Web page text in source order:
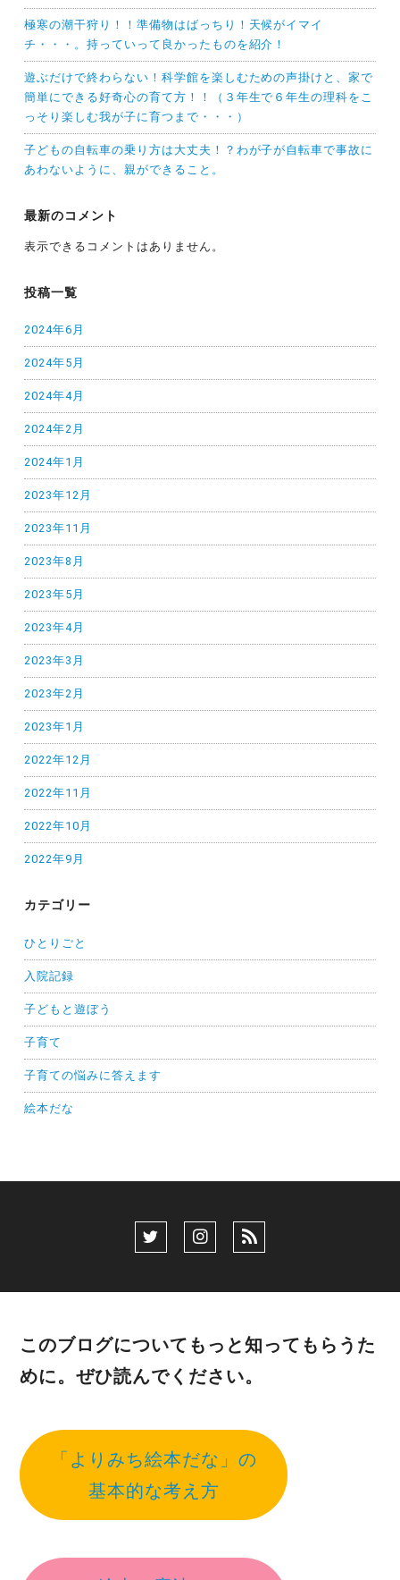
極寒の潮干狩り！！準備物はばっちり！天候がイマイ
チ・・・。持っていって良かったものを紹介！
遊ぶだけで終わらない！科学館を楽しむための声掛けと、家で
簡単にできる好奇心の育て方！！（３年生で６年生の理科をこ
っそり楽しむ我が子に育つまで・・・）
子どもの自転車の乗り方は大丈夫！？わが子が自転車で事故に
あわないように、親ができること。
最新のコメント
表示できるコメントはありません。
投稿一覧
2024年6月
2024年5月
2024年4月
2024年2月
2024年1月
2023年12月
2023年11月
2023年8月
2023年5月
2023年4月
2023年3月
2023年2月
2023年1月
2022年12月
2022年11月
2022年10月
2022年9月
カテゴリー
ひとりごと
入院記録
子どもと遊ぼう
子育て
子育ての悩みに答えます
絵本だな
このブログについてもっと知ってもらうた
めに。ぜひ読んでください。
「よりみち絵本だな」の
基本的な考え方